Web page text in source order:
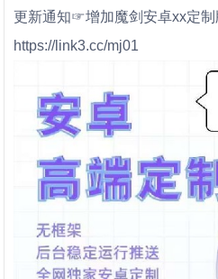
更新通知☞增加魔剑安卓xx定
https://link3.cc/mj01